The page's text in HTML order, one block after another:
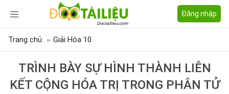
Đăng nhập
Trang chủ Giải Hóa 10
TRÌNH BÀY SỰ HÌNH THÀNH LIÊN
KẾT CỘNG HÓA TRỊ TRONG PHÂN TỬ